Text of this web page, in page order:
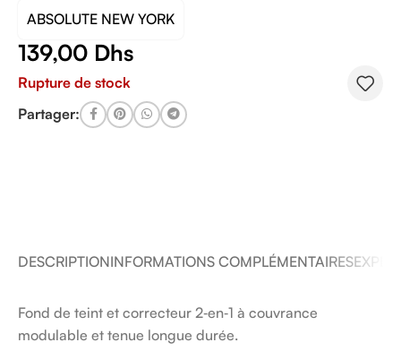
ABSOLUTE NEW YORK
139,00 Dhs
Rupture de stock
Partager:
DESCRIPTIONINFORMATIONS COMPLÉMENTAIRES
Fond de teint et correcteur 2‑en‑1 à couvrance
modulable et tenue longue durée.